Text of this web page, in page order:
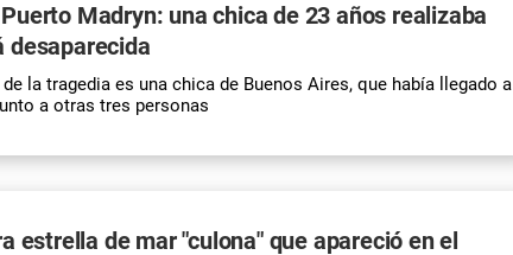
Madryn: una chica de 23 años realizaba
desaparecida
la tragedia es una chica de Buenos Aires, que había llegado a
a otras tres personas
estrella de mar "culona" que apareció en el